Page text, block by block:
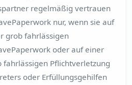
regelmäßig vertrauen
nur, wenn sie auf
grob fahrlässigen
oder auf einer
Pflichtverletzung
oder Erfüllungsgehilfen